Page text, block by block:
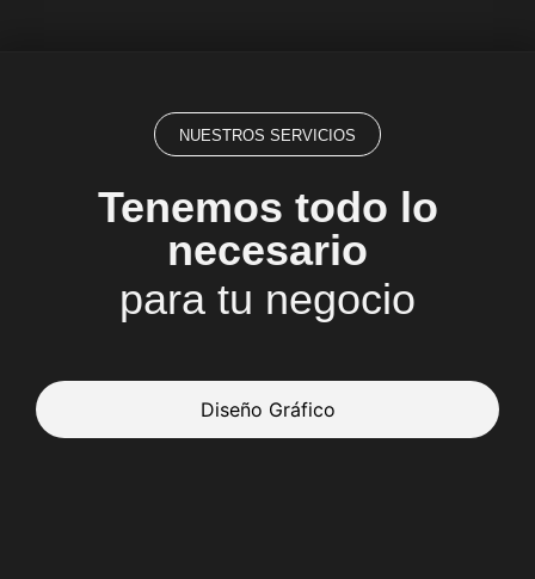
NUESTROS SERVICIOS
Tenemos todo lo
necesario
para tu negocio
Diseño Gráfico